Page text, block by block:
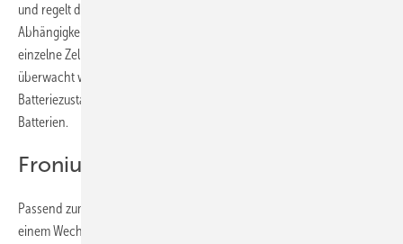
und regelt die Ladeströme und Spannungen des Ladegerätes in
Abhängigkeit von der Batterietemperatur. Dies ist möglich, weil jede
einzelne Zelle mit einem Spannungs- und Temperatursensor gezielt
überwacht wird. Ein spezieller Prozessor kalkuliert den aktuellen
Batteriezustand und sorgt für Ausgleichsströme bei der Ladung der
Batterien.
Fronius: Autarkie
Passend zum Wunsch nach Unabhängigkeit meldet sich Fronius mit
einem Wechselrichter, der mehr Autarkie verspricht. Der